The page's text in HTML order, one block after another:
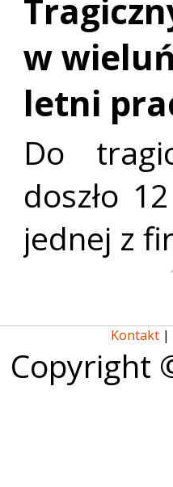
w
letni
Do
doszło
jednej z
Kontakt |
Copyright